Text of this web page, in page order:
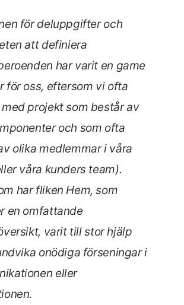
för deluppgifter och
att definiera
har varit en game
för oss, eftersom vi ofta
projekt som består av
och som ofta
olika medlemmar i våra
våra kunders team).
har fliken Hem, som
en omfattande
varit till stor hjälp
onödiga förseningar i
eller